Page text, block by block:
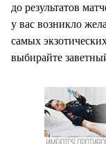
до результатов
у вас возникло
самых
выбирайте